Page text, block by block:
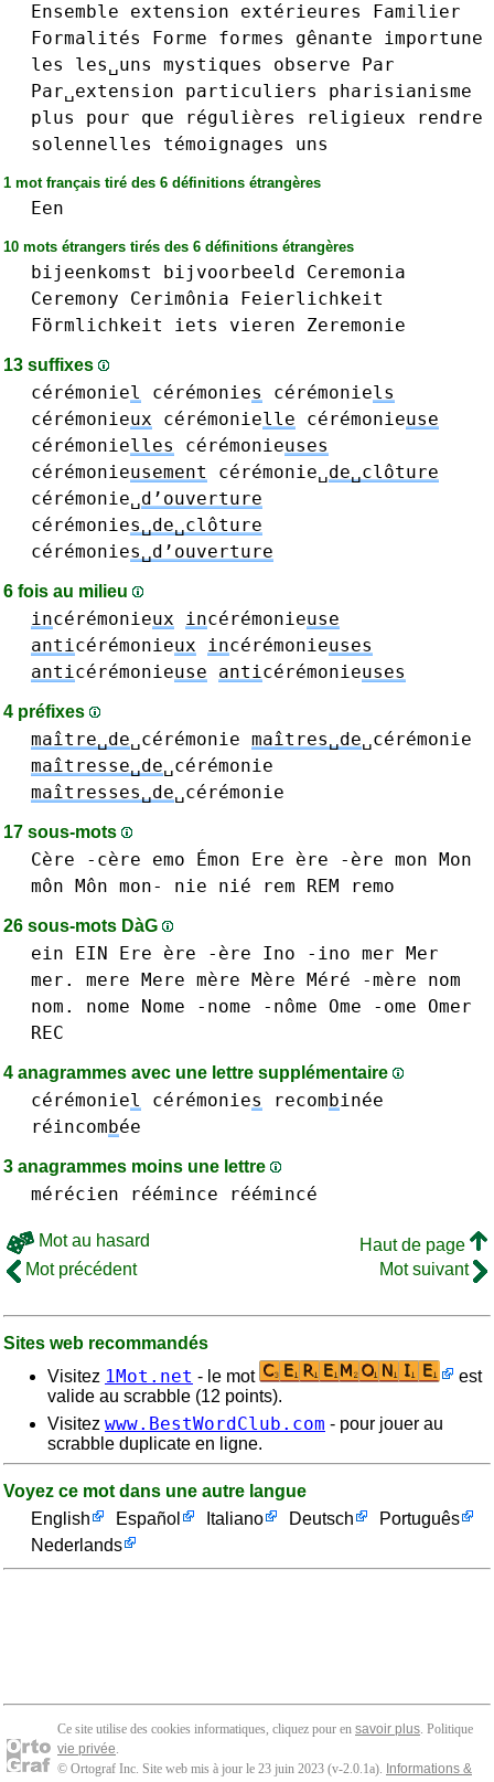
Ensemble
extension extérieures
Familier
Formalités
Forme formes gênante
importune
les
les␣uns mystiques observe
Par
Par␣extension
particuliers
pharisianisme
plus
pour que régulières religieux
rendre
solennelles
témoignages uns
1 mot français tiré des 6 définitions étrangères
Een
10 mots étrangers tirés des 6 définitions étrangères
bijeenkomst bijvoorbeeld
Ceremonia
Ceremony
Cerimônia
Feierlichkeit
Förmlichkeit
iets vieren Zeremonie
13 suffixes
cérémoniel cérémonies cérémoniels
cérémonieux cérémonielle cérémonieuse
cérémonielles cérémonieuses
cérémonieusement cérémonie␣de␣clôture
cérémonie␣d’ouverture
cérémonies␣de␣clôture
cérémonies␣d’ouverture
6 fois au milieu
incérémonieux incérémonieuse
anticérémonieux incérémonieuses
anticérémonieuse anticérémonieuses
4 préfixes
maître␣de␣cérémonie maîtres␣de␣cérémonie
maîtresse␣de␣cérémonie
maîtresses␣de␣cérémonie
17 sous-mots
Cère -cère emo Émon Ere ère -ère mon Mon
môn Môn mon-
nie nié rem REM remo
26 sous-mots DàG
ein EIN Ere ère -ère Ino -ino mer Mer
mer.
mere Mere mère Mère Méré -mère
nom
nom.
nome Nome -nome -nôme Ome -ome
Omer
REC
4 anagrammes avec une lettre supplémentaire
cérémoniel cérémonies recombinée
réincombée
3 anagrammes moins une lettre
mérécien réémince réémincé
Mot au hasard
Haut de page
Mot précédent
Mot suivant
Sites web recommandés
Visitez 1Mot.net - le mot
est
valide au scrabble (12 points).
Visitez www.BestWordClub.com - pour jouer au
scrabble duplicate en ligne.
Voyez ce mot dans une autre langue
English
Español Italiano Deutsch
Português
Nederlands
Ce site utilise des cookies informatiques, cliquez pour en savoir plus. Politique
vie privée.
© Ortograf Inc. Site web mis à jour le 23 juin 2023 (v-2.0.1a). Informations &